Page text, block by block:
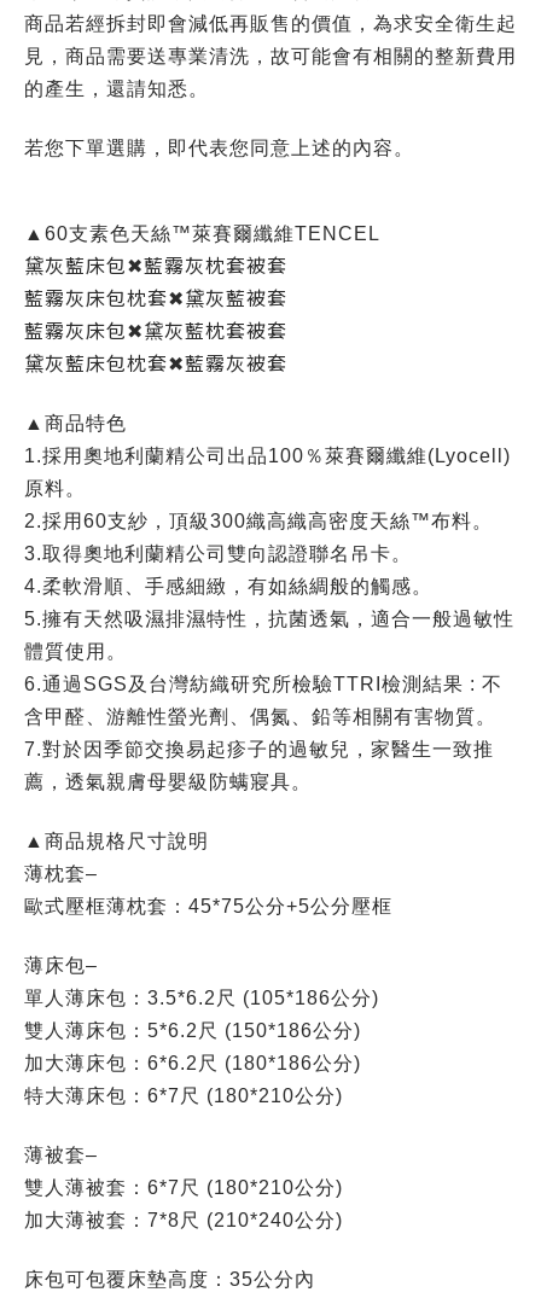
商品若經拆封即會減低再販售的價值，為求安全衛生起
見，商品需要送專業清洗，故可能會有相關的整新費用
的產生，還請知悉。
若您下單選購，即代表您同意上述的內容。
▲60支素色天絲™萊賽爾纖維TENCEL
黛灰藍床包✖藍霧灰枕套被套
藍霧灰床包枕套✖黛灰藍被套
藍霧灰床包✖黛灰藍枕套被套
黛灰藍床包枕套✖藍霧灰被套
▲商品特色
1.採用奧地利蘭精公司出品100％萊賽爾纖維(Lyocell)
原料。
2.採用60支紗，頂級300織高織高密度天絲™布料。
3.取得奧地利蘭精公司雙向認證聯名吊卡。
4.柔軟滑順、手感細緻，有如絲綢般的觸感。
5.擁有天然吸濕排濕特性，抗菌透氣，適合一般過敏性
體質使用。
6.通過SGS及台灣紡織研究所檢驗TTRI檢測結果 : 不
含甲醛、游離性螢光劑、偶氮、鉛等相關有害物質。
7.對於因季節交換易起疹子的過敏兒，家醫生一致推
薦，透氣親膚母嬰級防螨寢具。
▲商品規格尺寸說明
薄枕套–
歐式壓框薄枕套：45*75公分+5公分壓框
薄床包–
單人薄床包：3.5*6.2尺 (105*186公分)
雙人薄床包：5*6.2尺 (150*186公分)
加大薄床包：6*6.2尺 (180*186公分)
特大薄床包：6*7尺 (180*210公分)
薄被套–
雙人薄被套：6*7尺 (180*210公分)
加大薄被套：7*8尺 (210*240公分)
床包可包覆床墊高度：35公分內